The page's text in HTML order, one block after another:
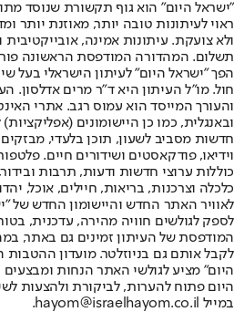
"ישראל היום" הוא גוף תקשורת שנוסד
ראוי לעיתונות טובה יותר, מאוזנת יותר
ולא צועקת. עיתונות אמינה, אובייקטיבית
הפך "ישראל היום" לעיתון הישראלי בעל
חול. מו"ל העיתון היא ד"ר מרים אדלסון.
והעורך המייסד הוא עמוס רגב. אתרי
חדשות מסביב לשעון, תוכן בלעדי, מבזקים
וידיאו, פודקאסטים ושידורים חיים.
כוללות ערוצי חדשות ודעות, תרבות
לאוויר האתר החדש והיישומון החדש של
לספק לגולשים חוויה מהירה, עדכנית,
המודפסת של העיתון זמינים גם באתר,
לקבל אותם גם בניוזלטר. מועדון ההטבות
היום" מציע לגולשי האתר הנחות ומבצעים
היום פתוח להערות, לביקורת ולהצעות
במייל hayom@israelhayom.co.il.